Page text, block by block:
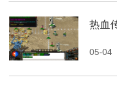
热血
05-04